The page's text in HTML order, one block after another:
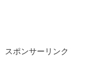
スポンサーリンク